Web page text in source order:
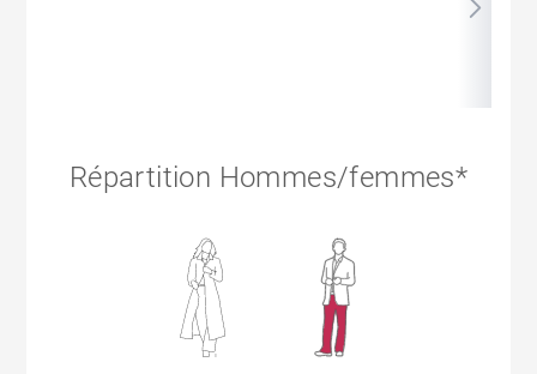
Répartition Hommes/femmes*